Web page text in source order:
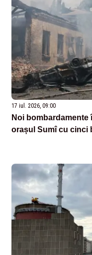
17 iul. 2026, 09:00
Noi bombardamente
orașul Sumî cu cinci